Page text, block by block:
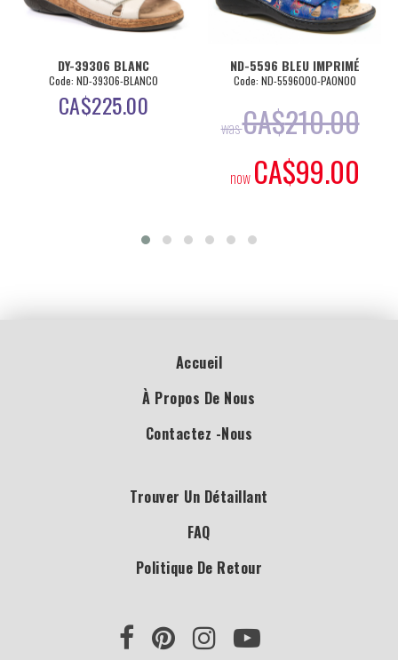
DY-39306 BLANC
Code: ND-39306-BLANCO
CA$225.00
ND-5596 BLEU IMPRIMÉ
Code: ND-5596000-PAON00
wasCA$210.00
CA$99.00
Accueil
À Propos De Nous
Contactez -nous
Trouver Un Détaillant
FAQ
Politique De Retour